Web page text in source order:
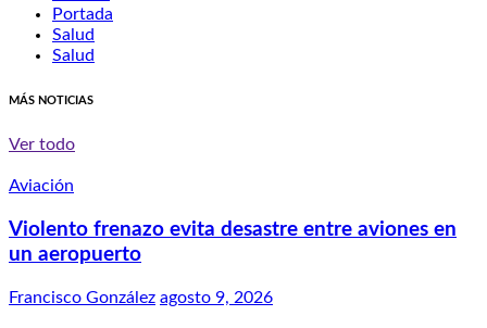
Portada
Salud
Salud
MÁS NOTICIAS
Ver todo
Aviación
Violento frenazo evita desastre entre aviones en
un aeropuerto
Francisco González agosto 9, 2026